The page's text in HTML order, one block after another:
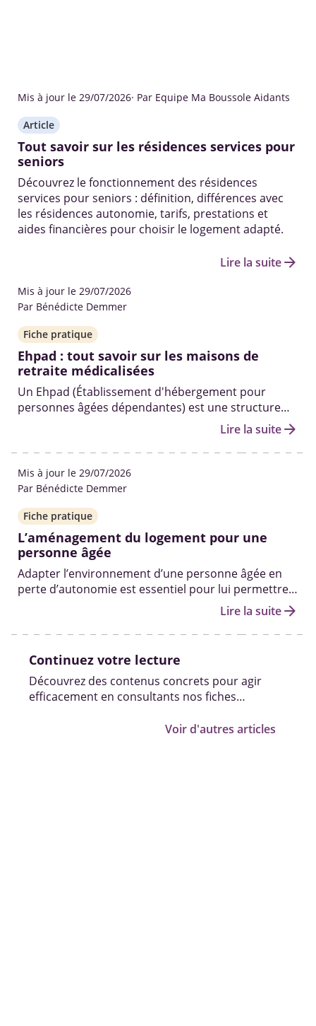
Mis à jour le 29/07/2026· Par Equipe Ma Boussole Aidants
Article
Tout savoir sur les résidences services pour
seniors
Découvrez le fonctionnement des résidences
services pour seniors : définition, différences avec
les résidences autonomie, tarifs, prestations et
aides financières pour choisir le logement adapté.
Lire la suitearrow_forward
Mis à jour le 29/07/2026
Par Bénédicte Demmer
Fiche pratique
Ehpad : tout savoir sur les maisons de
retraite médicalisées
Un Ehpad (Établissement d'hébergement pour
personnes âgées dépendantes) est une structure
médicalisée qui accueille les seniors dépendants
ayant besoin d'un accompagnement et de soins
médicaux au quotidien.
Lire la suitearrow_forward
Mis à jour le 29/07/2026
Par Bénédicte Demmer
Fiche pratique
L’aménagement du logement pour une
personne âgée
Adapter l’environnement d’une personne âgée en
perte d’autonomie est essentiel pour lui permettre
de continuer à vivre de manière sécurisée etLire la suitearrow_forward
Continuez votre lecture
Découvrez des contenus concrets pour agir
efficacement en consultants nos fiches
Voir d'autres articles